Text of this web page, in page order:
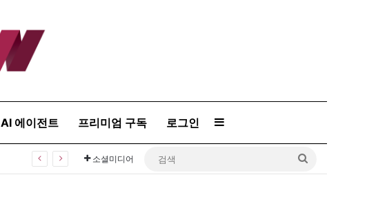
AI 에이전트 프리미엄 구독 로그인 Sidebar
소셜미디어